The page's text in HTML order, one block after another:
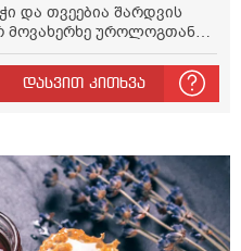
და თვეებია შარდვის
მოვახერხე უროლოგთან
რომ დაახლოლოებით 5
მინდება შარდვა ხან
დიდად არ
ან პარასკევს
ქუთაისში და რა
და ხო ტელეფონის
დასვით კითხვა